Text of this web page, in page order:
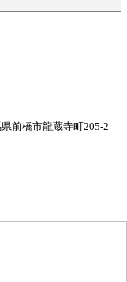
前橋市龍蔵寺町205-2